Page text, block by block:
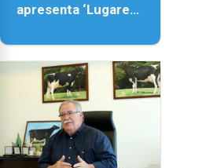
apresenta ‘Lugares